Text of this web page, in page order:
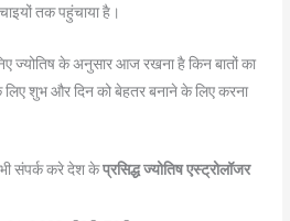
तक पहुंचाया है।
ज्योतिष के अनुसार आज रखना है क‍िन बातों का
शुभ और द‍िन को बेहतर बनाने के ल‍िए करना
संपर्क करे देश केप्रसिद्ध ज्योतिष एस्ट्रोलॉजर